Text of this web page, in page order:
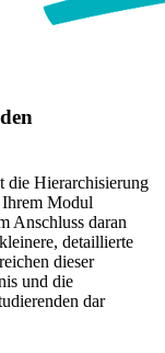
die Hierarchisierung
Modul
Anschluss daran
detaillierte
dieser
und die
dar